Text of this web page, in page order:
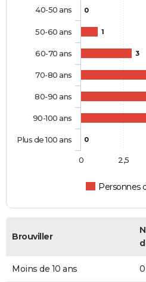
0
1
3
0
Personnes
40-50 ans
50-60 ans
60-70 ans
70-80 ans
80-90 ans
90-100 ans
Plus de 100 ans
0 2,5
Brouviller
Moins de 10 ans 0